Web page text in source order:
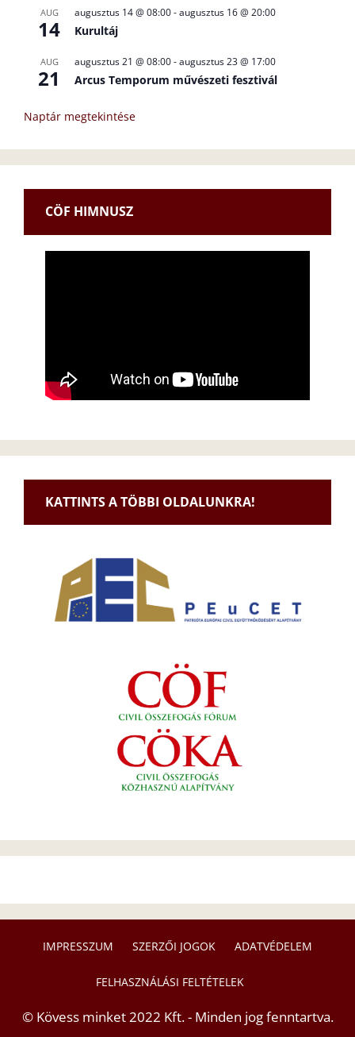
AUG
14
augusztus 14 @ 08:00-augusztus 16 @ 20:00
Kurultáj
AUG
21
augusztus 21 @ 08:00-augusztus 23 @ 17:00
Arcus Temporum művészeti fesztivál
Naptár megtekintése
CÖF HIMNUSZ
KATTINTS A TÖBBI OLDALUNKRA!
IMPRESSZUM SZERZŐI JOGOK ADATVÉDELEM
FELHASZNÁLÁSI FELTÉTELEK
© Kövess minket 2022 Kft. - Minden jog fenntartva.